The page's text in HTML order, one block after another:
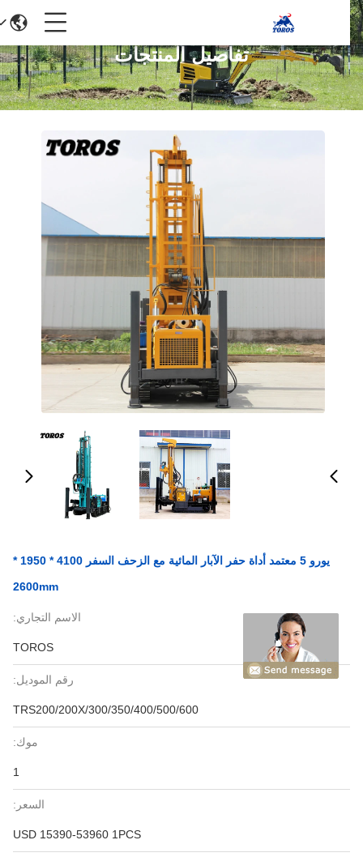
تفاصيل المنتجات
يورو 5 معتمد أداة حفر الآبار المائية مع الزحف السفر 4100 * 1950 *
2600mm
الاسم التجاري:
TOROS
رقم الموديل:
TRS200/200X/300/350/400/500/600
موك:
السعر:
USD 15390-53960 1PCS